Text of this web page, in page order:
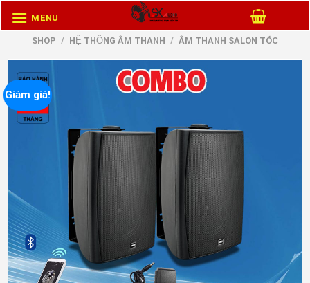
content
MENU
SHOP / HỆ THỐNG ÂM THANH / ÂM THANH SALON TÓC
Giảm giá!